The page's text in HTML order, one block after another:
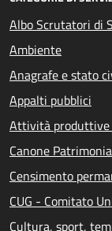
Albo Scrutatori di
Ambiente
Anagrafe e stato
Appalti pubblici
Attività produttive
Canone
Censimento
CUG - Comitato
Cultura, sport,